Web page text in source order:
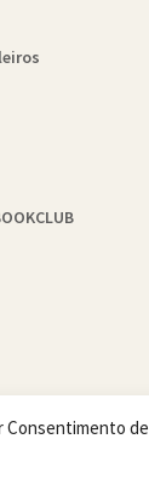
Consentimento de